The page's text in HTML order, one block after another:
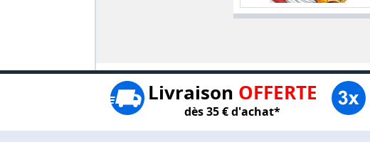
Livraison OFFERTE
dès 35 € d'achat*